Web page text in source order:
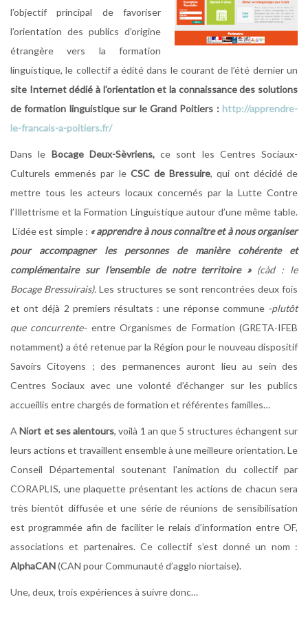
l’objectif principal de favoriser
l’orientation des publics d’origine
étrangère vers la formation
linguistique, le collectif a édité dans le courant de l’été dernier un
site Internet dédié à l’orientation et la connaissance des solutions
de formation linguistique sur le Grand Poitiers : http://apprendre-
le-francais-a-poitiers.fr/
Dans le Bocage Deux-Sèvriens,ce sont les Centres Sociaux-
Culturels emmenés par le CSC de Bressuire, qui ont décidé de
mettre tous les acteurs locaux concernés par la Lutte Contre
l’Illettrisme et la Formation Linguistique autour d’une même table.
L’idée est simple : « apprendre à nous connaître et à nous organiser
pour accompagner les personnes de manière cohérente et
complémentaire sur l’ensemble de notre territoire » (càd : le
Bocage Bressuirais). Les structures se sont rencontrées deux fois
et ont déjà 2 premiers résultats : une réponse commune -plutôt
que concurrente-entre Organismes de Formation (GRETA-IFEB
notamment) a été retenue par la Région pour le nouveau dispositif
Savoirs Citoyens ; des permanences auront lieu au sein des
Centres Sociaux avec une volonté d’échanger sur les publics
accueillis entre chargés de formation et référentes familles…
ANiort et ses alentours, voilà 1 an que 5 structures échangent sur
leurs actions et travaillent ensemble à une meilleure orientation. Le
Conseil Départemental soutenant l’animation du collectif par
CORAPLIS, une plaquette présentant les actions de chacun sera
très bientôt diffusée et une série de réunions de sensibilisation
est programmée afin de faciliter le relais d’information entre OF,
associations et partenaires. Ce collectif s’est donné un nom :
AlphaCAN(CAN pour Communauté d’agglo niortaise).
Une, deux, trois expériences à suivre donc…